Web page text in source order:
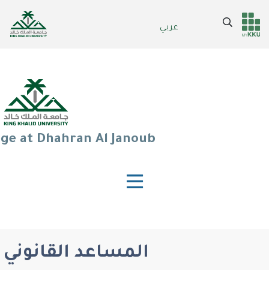
عربي
Header
Main Menu
Search
at Dhahran Al Janoub
المساعد القانوني